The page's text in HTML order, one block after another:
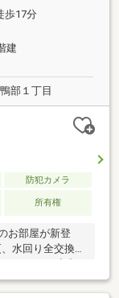
歩17分
建
部１丁目
防犯カメラ
所有権
お部屋が新登
水回り全交換で
ませんか♪小中
な立地です！